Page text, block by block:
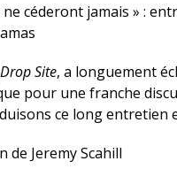
céderont jamais » :
Drop Site, a longuement
pour une franche
ce long entretien
de Jeremy Scahill